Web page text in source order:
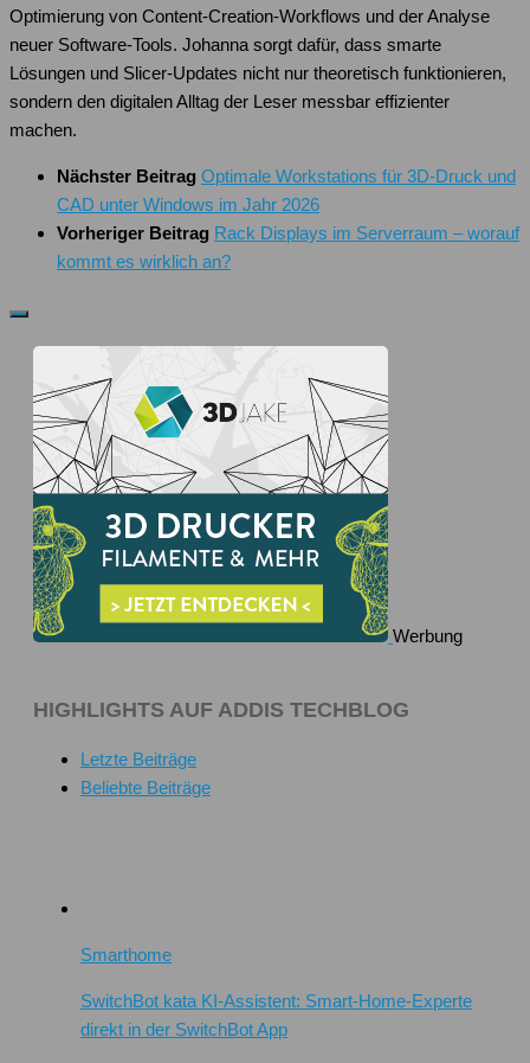
Optimierung von Content-Creation-Workflows und der Analyse
neuer Software-Tools. Johanna sorgt dafür, dass smarte
Lösungen und Slicer-Updates nicht nur theoretisch funktionieren,
sondern den digitalen Alltag der Leser messbar effizienter
machen.
Nächster Beitrag Optimale Workstations für 3D-Druck und
CAD unter Windows im Jahr 2026
Vorheriger Beitrag Rack Displays im Serverraum – worauf
kommt es wirklich an?
Werbung
HIGHLIGHTS AUF ADDIS TECHBLOG
Letzte Beiträge
Beliebte Beiträge
Smarthome
SwitchBot kata KI-Assistent: Smart-Home-Experte
direkt in der SwitchBot App